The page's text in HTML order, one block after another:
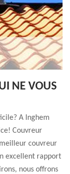
NE VOUS
A Inghem
Couvreur
couvreur
excellent rapport
nous offrons